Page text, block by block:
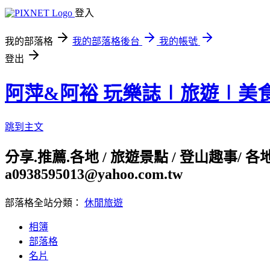
登入
我的部落格 我的部落格後台
我的帳號
登出
阿萍&阿裕 玩樂誌∣旅遊∣
跳到主文
分享.推薦.各地 / 旅遊景點 / 登山趣事/
a0938595013@yahoo.com.tw
部落格全站分類： 休閒旅遊
相簿
部落格
名片